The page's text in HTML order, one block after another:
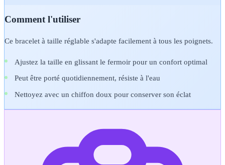
Comment l'utiliser
Ce bracelet à taille réglable s'adapte facilement à tous les poignets.
Ajustez la taille en glissant le fermoir pour un confort optimal
Peut être porté quotidiennement, résiste à l'eau
Nettoyez avec un chiffon doux pour conserver son éclat